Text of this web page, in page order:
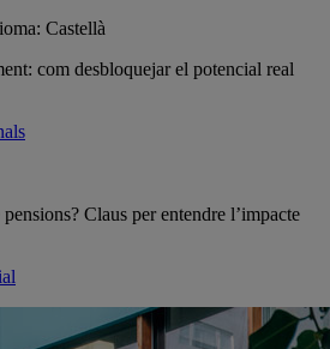
Castellà
com desbloquejar el potencial real
Claus per entendre l’impacte